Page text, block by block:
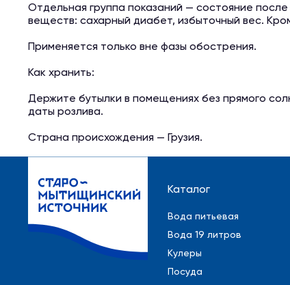
Отдельная группа показаний — состояние
веществ: сахарный диабет, избыточный вес.
Применяется только вне фазы обострения.
Как хранить:
Держите бутылки в помещениях без прямого
даты розлива.
Страна происхождения — Грузия.
Каталог
Вода питьевая
Вода 19 литров
Кулеры
Посуда